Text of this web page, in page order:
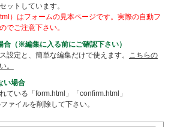
ットしています。
）はフォームの見本ページです。実際の自動フ
でご注意下さい。
合（※編集に入る前にご確認下さい）
設定と、簡単な編集だけで使えます。
こちらの
。
い場合
ている「form.html」「confirm.html」
ァイルを削除して下さい。